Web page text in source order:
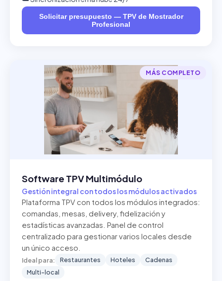
Solicitar presupuesto — TPV de Mostrador
Profesional
MÁS COMPLETO
Software TPV Multimódulo
Gestión integral con todos los módulos activados
Plataforma TPV con todos los módulos integrados:
comandas, mesas, delivery, fidelización y
estadísticas avanzadas. Panel de control
centralizado para gestionar varios locales desde
un único acceso.
Ideal para: Restaurantes Hoteles
Cadenas
Multi-local